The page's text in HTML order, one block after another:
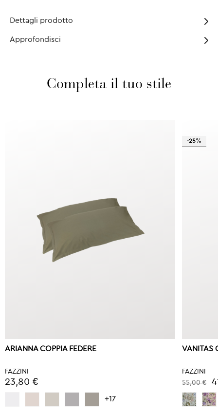
Dettagli prodotto
Approfondisci
Completa il tuo stile
ARIANNA COPPIA FEDERE
FAZZINI
23,80 €
+17
-25%
VANITAS
FAZZINI
55,00 €